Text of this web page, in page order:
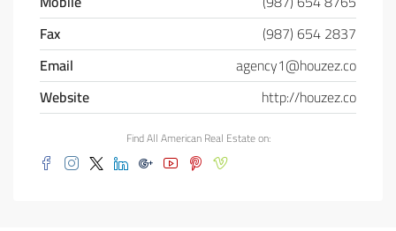
Fax
(987) 654 2837
Email
agency1@houzez.co
Website
http://houzez.co
Find All American Real Estate on: